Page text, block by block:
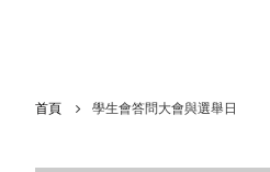
首頁 學生會答問大會與選舉日